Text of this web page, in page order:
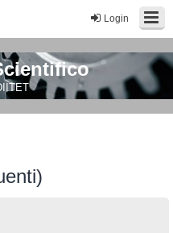
Login